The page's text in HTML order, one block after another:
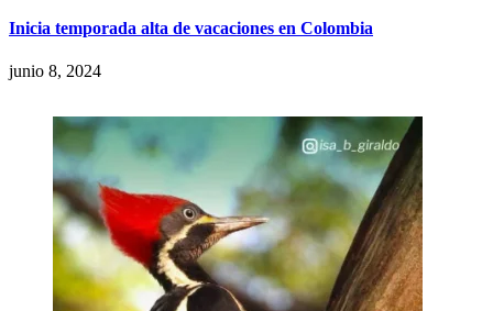
Inicia temporada alta de vacaciones en Colombia
junio 8, 2024